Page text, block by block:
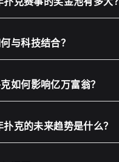
与科技结合？
如何影响亿万富翁？
克的未来趋势是什么？